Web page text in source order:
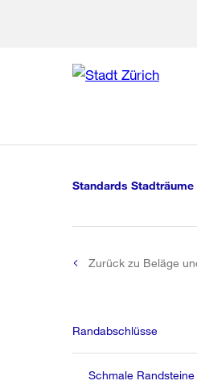
Navigation
Standards Stadträume
Zurück zu Beläge
Randabschlüsse
Schmale Randsteine